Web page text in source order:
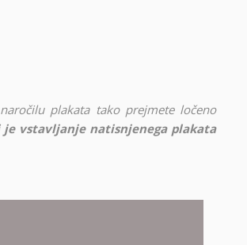
plakata tako prejmete ločeno
je vstavljanje natisnjenega plakata